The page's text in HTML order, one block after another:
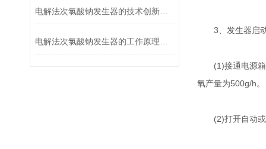
3、发生器启
(1)接通电源箱
氧产量为500g/h。
(2)打开自动或
电解法次氯酸钠发生器的技术创新与突破
电解法次氯酸钠发生器的工作原理和应用